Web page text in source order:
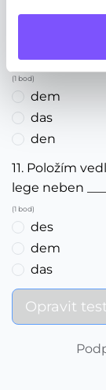
10. Obraz visí
Bett.
(1 bod)
dem
das
den
11. Položím
lege neben
(1 bod)
des
dem
das
Opravit test